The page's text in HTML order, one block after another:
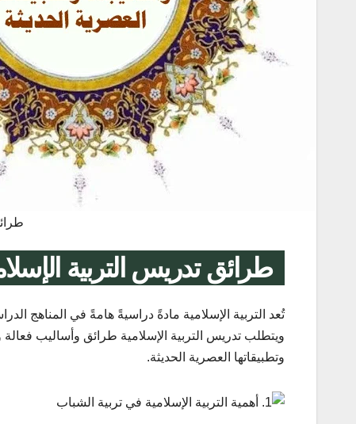
طرائق تدريس التربية
تُعد التربية الإسلامية مادةً دراسيةً هامةً في المناهج
ويتطلب تدريس التربية الإسلامية طرائق وأساليب
وتطبيقاتها العصرية الحديثة.